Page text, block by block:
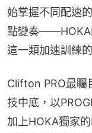
始掌握不同配速
點變奏——HOKA
這一類加速訓練
Clifton PRO最矚
技中底，以
加上HOKA獨家